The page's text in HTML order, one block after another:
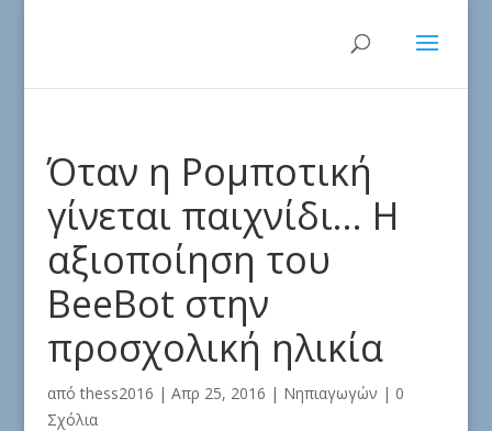
Όταν η Ρομποτική
γίνεται παιχνίδι… Η
αξιοποίηση του
BeeBot στην
προσχολική ηλικία
απόthess2016 | Απρ 25, 2016 | Νηπιαγωγών | 0
Σχόλια